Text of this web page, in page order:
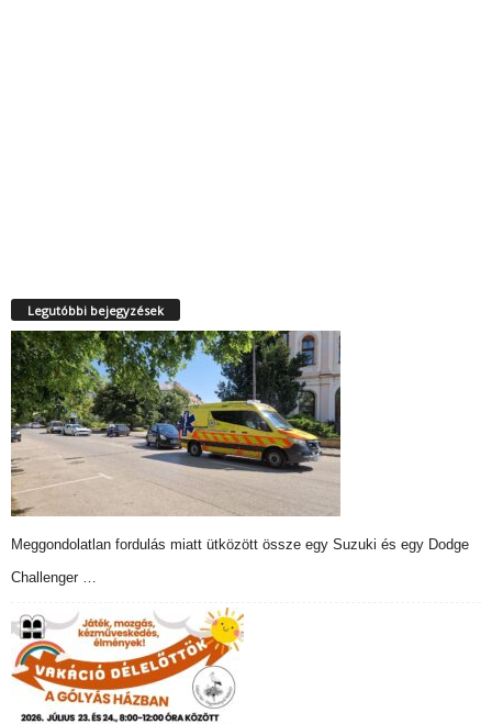
Legutóbbi bejegyzések
Meggondolatlan fordulás miatt ütközött össze egy Suzuki és egy Dodge
Challenger …